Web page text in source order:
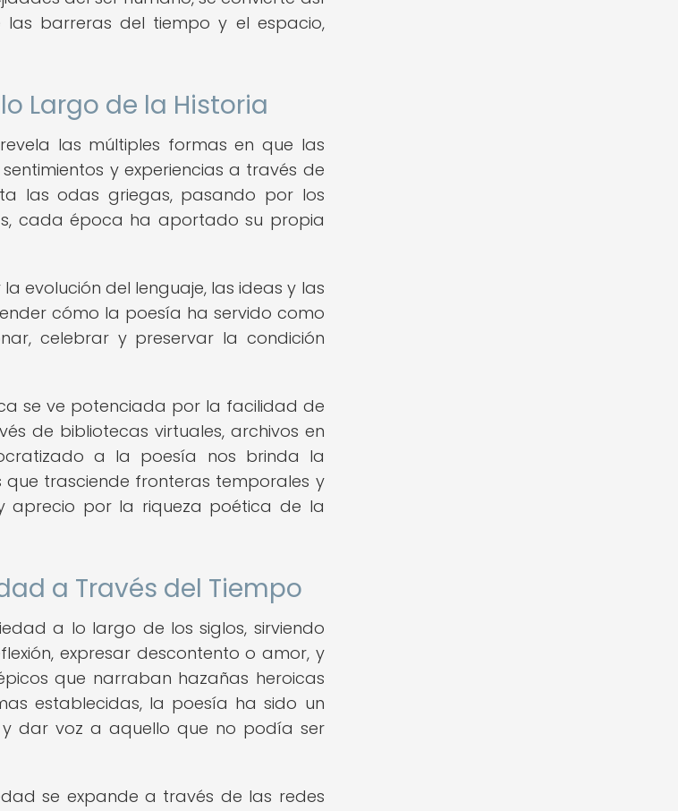
barreras del tiempo y el espacio,
Largo de la Historia
las múltiples formas en que las
y experiencias a través de
las odas griegas, pasando por los
cada época ha aportado su propia
evolución del lenguaje, las ideas y las
cómo la poesía ha servido como
celebrar y preservar la condición
se ve potenciada por la facilidad de
de bibliotecas virtuales, archivos en
a la poesía nos brinda la
trasciende fronteras temporales y
aprecio por la riqueza poética de la
a Través del Tiempo
a lo largo de los siglos, sirviendo
expresar descontento o amor, y
que narraban hazañas heroicas
establecidas, la poesía ha sido un
dar voz a aquello que no podía ser
se expande a través de las redes